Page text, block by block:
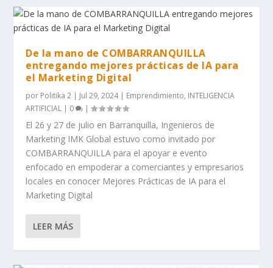
De la mano de COMBARRANQUILLA
entregando mejores prácticas de IA para
el Marketing Digital
por Politika 2 | Jul 29, 2024| Emprendimiento, INTELIGENCIA
ARTIFICIAL | 0 |
El 26 y 27 de julio en Barranquilla, Ingenieros de
Marketing IMK Global estuvo como invitado por
COMBARRANQUILLA para el apoyar e evento
enfocado en empoderar a comerciantes y empresarios
locales en conocer Mejores Prácticas de IA para el
Marketing Digital
LEER MÁS